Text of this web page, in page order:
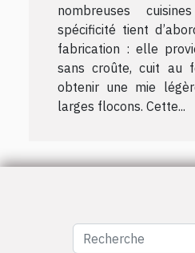
nombreuses
spécificité tient
fabrication : elle
sans croûte, cuit au
obtenir une mie
larges flocons. Cette...